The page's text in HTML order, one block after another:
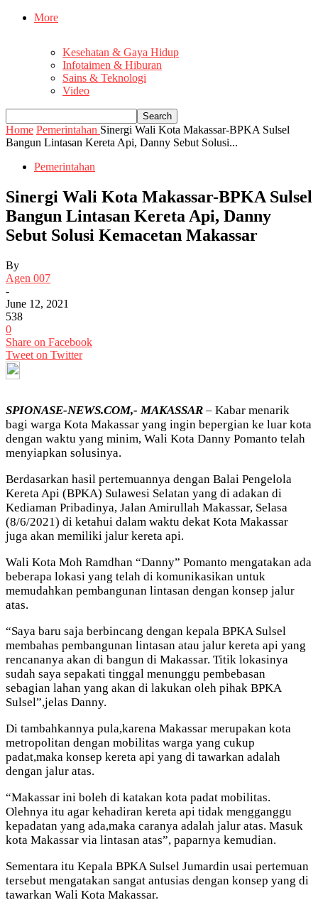
More
Kesehatan & Gaya Hidup
Infotaimen & Hiburan
Sains & Teknologi
Video
Home Pemerintahan Sinergi Wali Kota Makassar-BPKA Sulsel
Bangun Lintasan Kereta Api, Danny Sebut Solusi...
Pemerintahan
Sinergi Wali Kota Makassar-BPKA Sulsel
Bangun Lintasan Kereta Api, Danny
Sebut Solusi Kemacetan Makassar
By
Agen 007
-
June 12, 2021
538
0
Share on Facebook
Tweet on Twitter
SPIONASE-NEWS.COM,- MAKASSAR – Kabar menarik
bagi warga Kota Makassar yang ingin bepergian ke luar kota
dengan waktu yang minim, Wali Kota Danny Pomanto telah
menyiapkan solusinya.
Berdasarkan hasil pertemuannya dengan Balai Pengelola
Kereta Api (BPKA) Sulawesi Selatan yang di adakan di
Kediaman Pribadinya, Jalan Amirullah Makassar, Selasa
(8/6/2021) di ketahui dalam waktu dekat Kota Makassar
juga akan memiliki jalur kereta api.
Wali Kota Moh Ramdhan “Danny” Pomanto mengatakan ada
beberapa lokasi yang telah di komunikasikan untuk
memudahkan pembangunan lintasan dengan konsep jalur
atas.
“Saya baru saja berbincang dengan kepala BPKA Sulsel
membahas pembangunan lintasan atau jalur kereta api yang
rencananya akan di bangun di Makassar. Titik lokasinya
sudah saya sepakati tinggal menunggu pembebasan
sebagian lahan yang akan di lakukan oleh pihak BPKA
Sulsel”,jelas Danny.
Di tambahkannya pula,karena Makassar merupakan kota
metropolitan dengan mobilitas warga yang cukup
padat,maka konsep kereta api yang di tawarkan adalah
dengan jalur atas.
“Makassar ini boleh di katakan kota padat mobilitas.
Olehnya itu agar kehadiran kereta api tidak mengganggu
kepadatan yang ada,maka caranya adalah jalur atas. Masuk
kota Makassar via lintasan atas”, paparnya kemudian.
Sementara itu Kepala BPKA Sulsel Jumardin usai pertemuan
tersebut mengatakan sangat antusias dengan konsep yang di
tawarkan Wali Kota Makassar.